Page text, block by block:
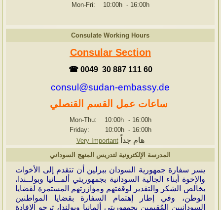
Mon-Fri: 10:00h - 16:00h
Consulate Working Hours
Consular Section
☎ 0049 30 887 111 60
consul@sudan-embassy.de
ساعات عمل القسم القنصلي
Mon-Thu: 10:00h - 16:00h
Friday: 10:00h - 16:00h
Very Important
هام جداً
المدرسة الإلكترونية لتدريس المنهج السوداني
يسر سفارة جمهورية السودان ببرلين أن تتقدم إلى الأخوات
والإخوة أبناء الجالية السودانية بجمهوريتي ألمــانيا وبولــندا،
بخالص الشكر والتقدير لوقفتهم ومؤازرتهم المستمرة لقضايا
الوطن، وفي إطار إهتمام السفارة بقضايا المواطنين
السودانيين المُقيمين بجمهوريتي ألمانيا وبولندا، ترجو الإفادة